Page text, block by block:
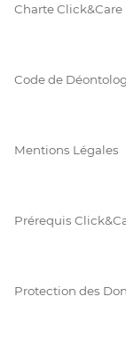
Charte Click&Care
Code de
Mentions Légales
Prérequis
Protection des